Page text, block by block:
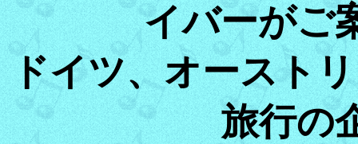
イバーがご
ドイツ、オースト
旅行の